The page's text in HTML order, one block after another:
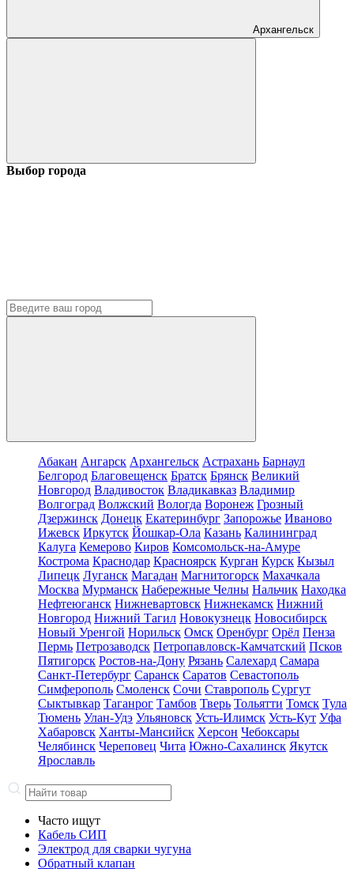
Архангельск
Выбор города
Абакан Ангарск Архангельск Астрахань Барнаул
Белгород Благовещенск Братск Брянск Великий
Новгород Владивосток Владикавказ Владимир
Волгоград Волжский Вологда Воронеж Грозный
Дзержинск Донецк Екатеринбург Запорожье Иваново
Ижевск Иркутск Йошкар-Ола Казань Калининград
Калуга Кемерово Киров Комсомольск-на-Амуре
Кострома Краснодар Красноярск Курган Курск Кызыл
Липецк Луганск Магадан Магнитогорск Махачкала
Москва Мурманск Набережные Челны Нальчик Находка
Нефтеюганск Нижневартовск Нижнекамск Нижний
Новгород Нижний Тагил Новокузнецк Новосибирск
Новый Уренгой Норильск Омск Оренбург Орёл Пенза
Пермь Петрозаводск Петропавловск-Камчатский Псков
Пятигорск Ростов-на-Дону Рязань Салехард Самара
Санкт-Петербург Саранск Саратов Севастополь
Симферополь Смоленск Сочи Ставрополь Сургут
Сыктывкар Таганрог Тамбов Тверь Тольятти Томск Тула
Тюмень Улан-Удэ Ульяновск Усть-Илимск Усть-Кут Уфа
Хабаровск Ханты-Мансийск Херсон Чебоксары
Челябинск Череповец Чита Южно-Сахалинск Якутск
Ярославль
Часто ищут
Кабель СИП
Электрод для сварки чугуна
Обратный клапан